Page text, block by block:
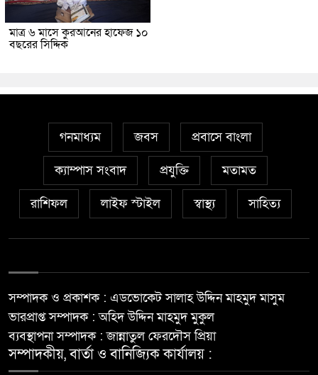
মাত্র ৬ মাসে কুরআনের হাফেজ ১০
বছরের সিদ্দিক
গনমাধ্যম জবস প্রবাসে বাংলা
ক্যাম্পাস সংবাদ প্রযুক্তি মতামত
রাশিফল লাইফ স্টাইল স্বাস্থ্য সাহিত্য
সম্পাদক ও প্রকাশক : এডভোকেট সালাহ উদ্দিন মাহমুদ মাসুম
ভারপ্রাপ্ত সম্পাদক : অহিদ উদ্দিন মাহমুদ মুকুল
ব্যবস্থাপনা সম্পাদক : জান্নাতুল ফেরদৌস প্রিয়া
সম্পাদকীয়, বার্তা ও বানিজ্যিক কার্যালয় :